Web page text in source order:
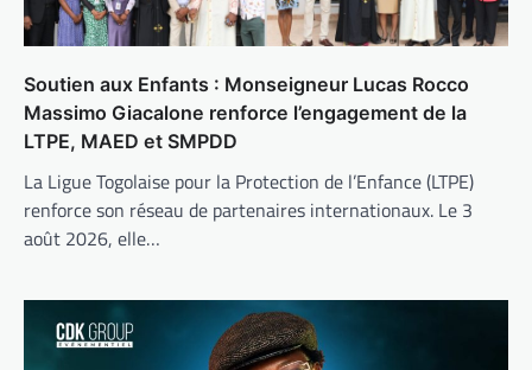
Soutien aux Enfants : Monseigneur Lucas Rocco
Massimo Giacalone renforce l’engagement de la
LTPE, MAED et SMPDD
La Ligue Togolaise pour la Protection de l’Enfance (LTPE)
renforce son réseau de partenaires internationaux. Le 3
août 2026, elle…